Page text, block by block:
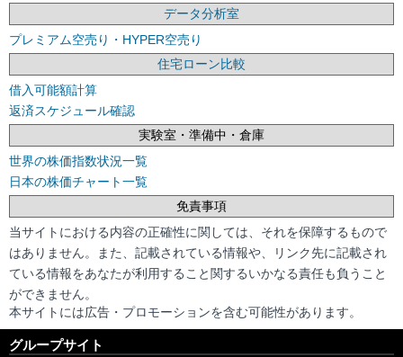
データ分析室
プレミアム空売り・HYPER空売り
住宅ローン比較
借入可能額計算
返済スケジュール確認
実験室・準備中・倉庫
世界の株価指数状況一覧
日本の株価チャート一覧
免責事項
当サイトにおける内容の正確性に関しては、それを保障するもので
はありません。また、記載されている情報や、リンク先に記載され
ている情報をあなたが利用すること関するいかなる責任も負うこと
ができません。
本サイトには広告・プロモーションを含む可能性があります。
グループサイト